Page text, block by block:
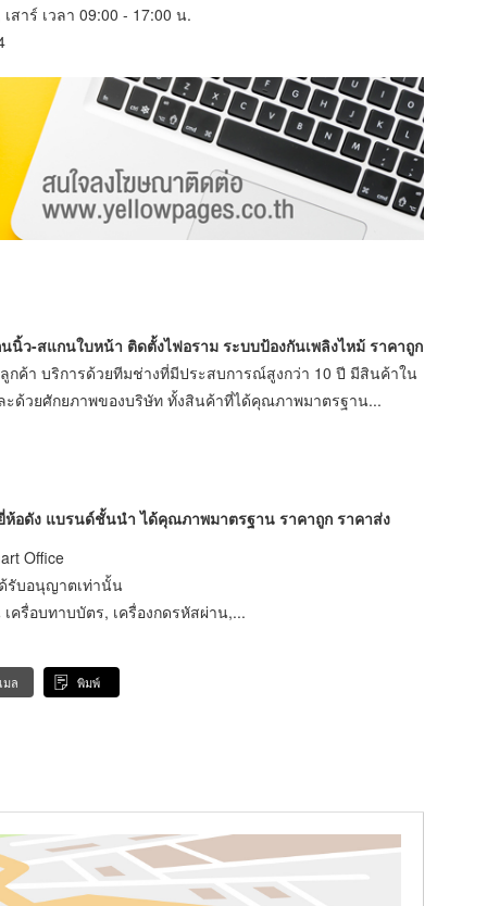
สาร์ เวลา 09:00 - 17:00 น.
ว-สแกนใบหน้า ติดตั้งไฟอราม ระบบป้องกันเพลิงไหม้ ราคาถูก
ค้า บริการด้วยทีมช่างที่มีประสบการณ์สูงกว่า 10 ปี มีสินค้าใน
ด้วยศักยภาพของบริษัท ทั้งสินค้าที่ได้คุณภาพมาตรฐาน...
ห้อดัง แบรนด์ชั้นนำ ได้คุณภาพมาตรฐาน ราคาถูก ราคาส่ง
Office
รับอนุญาตเท่านั้น
ครื่อบทาบบัตร, เครื่องกดรหัสผ่าน,...
มล พิมพ์